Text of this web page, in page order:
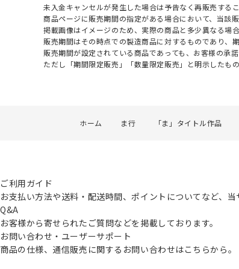
未入金キャンセルが発生した場合は予告なく再販売する
商品ページに販売期間の指定がある場合において、当該
掲載画像はイメージのため、実際の商品と多少異なる場合
販売期間はその時点での製造商品に対するものであり、
販売期間が設定されている商品であっても、お客様の承
ただし「期間限定販売」「数量限定販売」と明示したも
ホーム ま行 「ま」タイトル作品
ご利用ガイド
お支払い方法や送料・配送時間、ポイントについてなど、
Q&A
お客様から寄せられたご質問などを掲載しております。
お問い合わせ・ユーザーサポート
商品の仕様、通信販売に関するお問い合わせはこちらから。